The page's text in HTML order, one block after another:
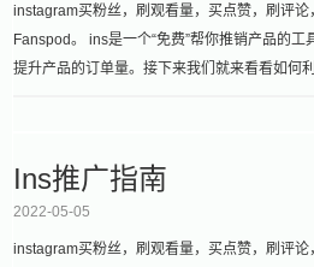
instagram买粉丝，刷观看量，买点赞，刷评论
Fanspod。 ins是一个“免费”帮你推销产品的
提升产品的订单量。接下来我们就来看看如何
Ins推广指南
2022-05-05
instagram买粉丝，刷观看量，买点赞，刷评论